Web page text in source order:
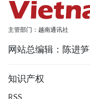
主管部门：越南通讯社
网站总编辑：陈进笋
知识产权
RSS